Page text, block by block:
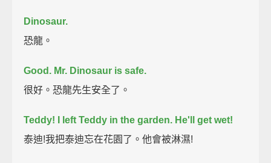
Dinosaur.
恐龍。
Good. Mr. Dinosaur is safe.
很好。恐龍先生安全了。
Teddy! I left Teddy in the garden. He'll get wet!
泰迪!我把泰迪忘在花園了。他會被淋濕!